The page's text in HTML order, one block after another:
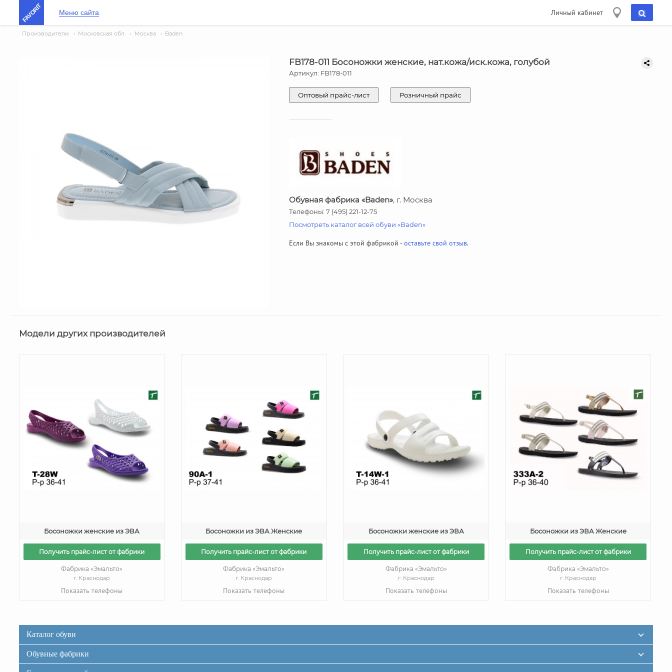
FAVORIT Меню сайта Личный кабинет
Производители › Московская обл. › Москва › Baden
FB178-011 Босоножки женские, нат.кожа/иск.кожа, голубой
Артикул: FB178-011
Оптовый прайс-лист Розничный прайс
Обувная фабрика «Baden», г. Москва
Телефоны: 7 (495) 221-12-75
Посмотреть каталог всей обуви «Baden»
Если Вы знакомы с этой фабрикой -оставьте свой отзыв.
Модели других производителей
Босоножки женские из ЭВА
Получить прайс-лист от фабрики
Фабрика «Эмальто»
г. Краснодар
Показать телефоны
Босоножки из ЭВА Женские
Получить прайс-лист от фабрики
Фабрика «Эмальто»
г. Краснодар
Показать телефоны
Босоножки женские из ЭВА
Получить прайс-лист от фабрики
Фабрика «Эмальто»
г. Краснодар
Показать телефоны
Босоножки из ЭВА Женские
Получить прайс-лист от фабрики
Фабрика «Эмальто»
г. Краснодар
Показать телефоны
Каталог обуви
Обувные фабрики